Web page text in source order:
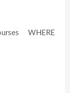
WHERE